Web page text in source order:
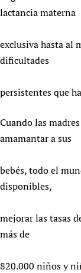
lactancia materna
exclusiva hasta al
dificultades
persistentes que
Cuando las
amamantar a sus
bebés, todo el
disponibles,
mejorar las tasas
más de
820.000 niños y